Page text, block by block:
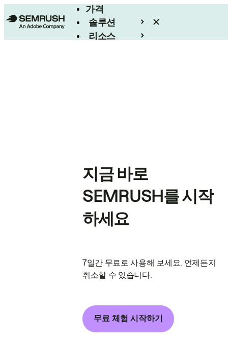
가격
솔루션
리소스
지금 바로
SEMRUSH를 시작
하세요
7일간 무료로 사용해 보세요. 언제든지
취소할 수 있습니다.
무료 체험 시작하기